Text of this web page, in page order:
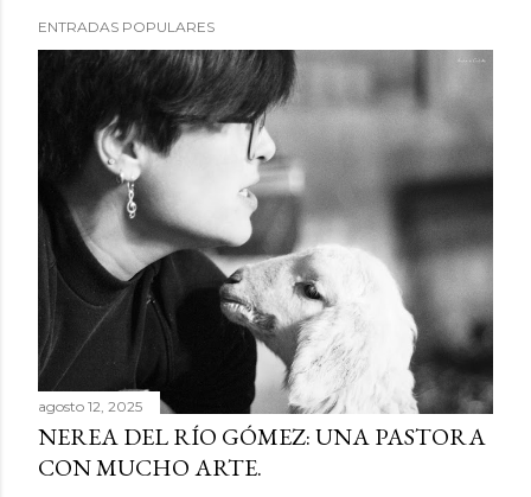
ENTRADAS POPULARES
agosto 12, 2025
NEREA DEL RÍO GÓMEZ: UNA PASTORA
CON MUCHO ARTE.